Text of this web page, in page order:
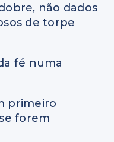
não dados
de torpe
fé numa
primeiro
forem